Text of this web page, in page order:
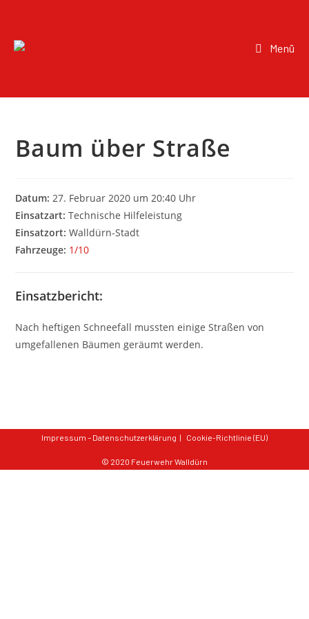
Menü
Baum über Straße
Datum: 27. Februar 2020 um 20:40 Uhr
Einsatzart: Technische Hilfeleistung
Einsatzort: Walldürn-Stadt
Fahrzeuge: 1/10
Einsatzbericht:
Nach heftigen Schneefall mussten einige Straßen von
umgefallenen Bäumen geräumt werden.
Impressum – Datenschutzerklärung Cookie-Richtlinie (EU)
© 2020 Feuerwehr Walldürn